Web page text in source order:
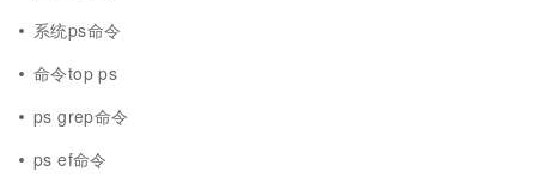
系统ps命令
命令top ps
ps grep命令
ps ef命令